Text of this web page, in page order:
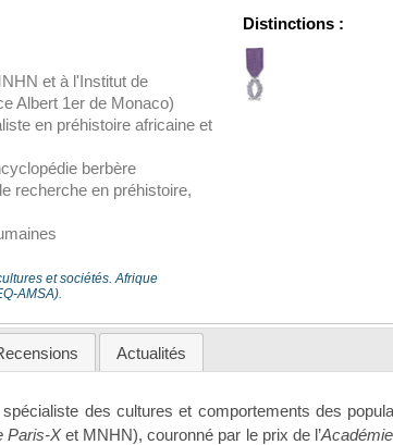
et à l'Institut de
Albert 1er de Monaco)
en préhistoire africaine et
berbère
recherche en préhistoire,
et sociétés. Afrique
AMSA).
Distinctions :
Actualités
des cultures et comportements des
Paris-Xet MNHN), couronné par le prix de l’